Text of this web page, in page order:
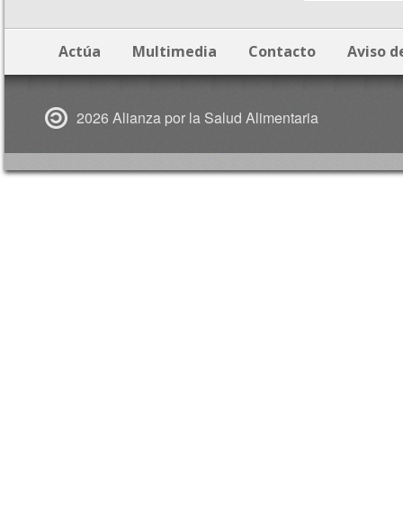
Actúa Multimedia Contacto Aviso
2026 Alianza por la Salud Alimentaria